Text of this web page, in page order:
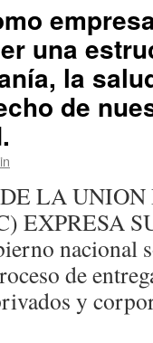
una
la
de
LA
EXPRESA
nacional
de
y